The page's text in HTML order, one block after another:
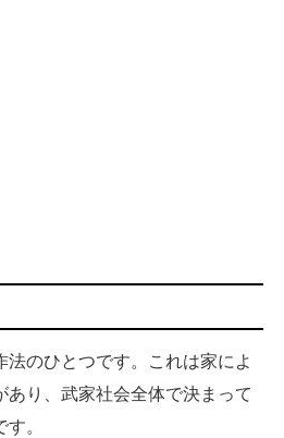
法のひとつです。これは家によ
あり、武家社会全体で決まって
。